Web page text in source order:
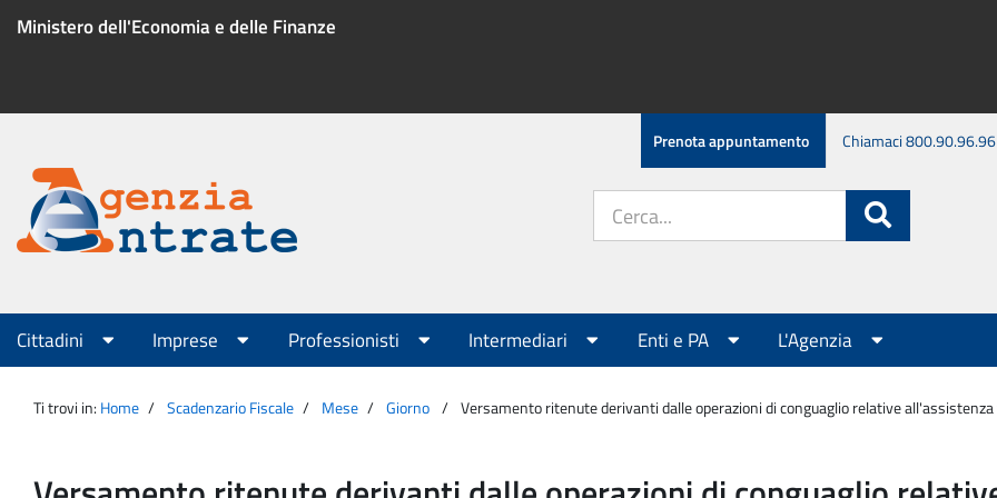
Ministero dell'Economia e delle Finanze
Menu
servizio
Prenota appuntamento Chiamaci 800.90.96.96
Agenzia
Entrate
sito:
Menu
principale
Cittadini Imprese Professionisti Intermediari Enti e PA L'Agenzia
Ti trovi in: Home Scadenzario Fiscale Mese Giorno Versamento ritenute derivanti dalle operazioni di conguaglio relative